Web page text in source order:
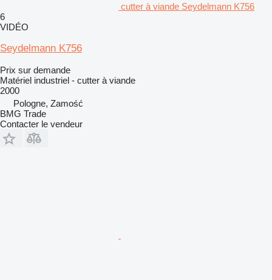
cutter à viande Seydelmann K756
6
VIDÉO
Seydelmann K756
Prix sur demande
Matériel industriel - cutter à viande
2000
Pologne, Zamość
BMG Trade
Contacter le vendeur